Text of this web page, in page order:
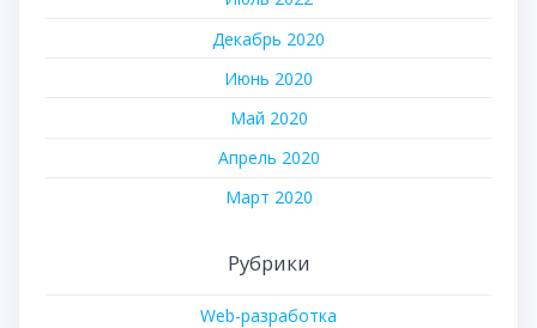
Декабрь 2020
Июнь 2020
Май 2020
Апрель 2020
Март 2020
Рубрики
Web-разработка